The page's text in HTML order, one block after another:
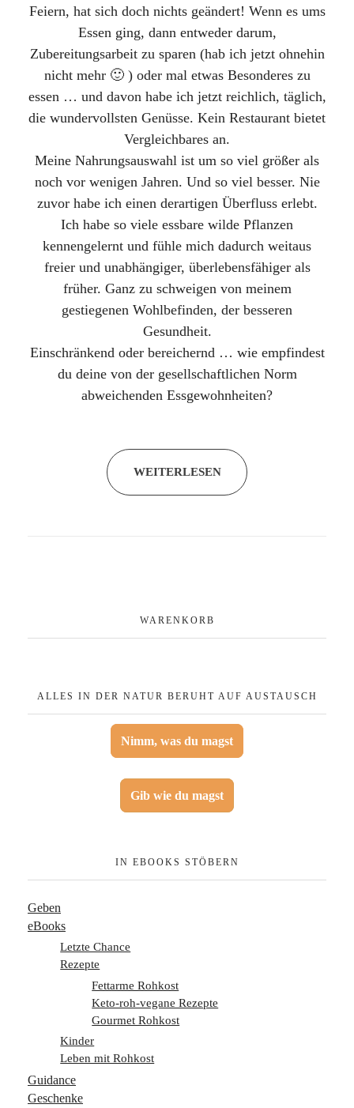
Feiern, hat sich doch nichts geändert! Wenn es ums
Essen ging, dann entweder darum,
Zubereitungsarbeit zu sparen (hab ich jetzt ohnehin
nicht mehr 🙂 ) oder mal etwas Besonderes zu
essen … und davon habe ich jetzt reichlich, täglich,
die wundervollsten Genüsse. Kein Restaurant bietet
Vergleichbares an.
Meine Nahrungsauswahl ist um so viel größer als
noch vor wenigen Jahren. Und so viel besser. Nie
zuvor habe ich einen derartigen Überfluss erlebt.
Ich habe so viele essbare wilde Pflanzen
kennengelernt und fühle mich dadurch weitaus
freier und unabhängiger, überlebensfähiger als
früher. Ganz zu schweigen von meinem
gestiegenen Wohlbefinden, der besseren
Gesundheit.
Einschränkend oder bereichernd … wie empfindest
du deine von der gesellschaftlichen Norm
abweichenden Essgewohnheiten?
WEITERLESEN
WARENKORB
ALLES IN DER NATUR BERUHT AUF AUSTAUSCH
Nimm, was du magst
Gib wie du magst
IN EBOOKS STÖBERN
Geben
eBooks
Letzte Chance
Rezepte
Fettarme Rohkost
Keto-roh-vegane Rezepte
Gourmet Rohkost
Kinder
Leben mit Rohkost
Guidance
Geschenke